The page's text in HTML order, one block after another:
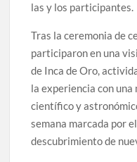
las y los participantes.
Tras la ceremonia de
participaron en una
de Inca de Oro,
la experiencia con
científico y
semana marcada por
descubrimiento de